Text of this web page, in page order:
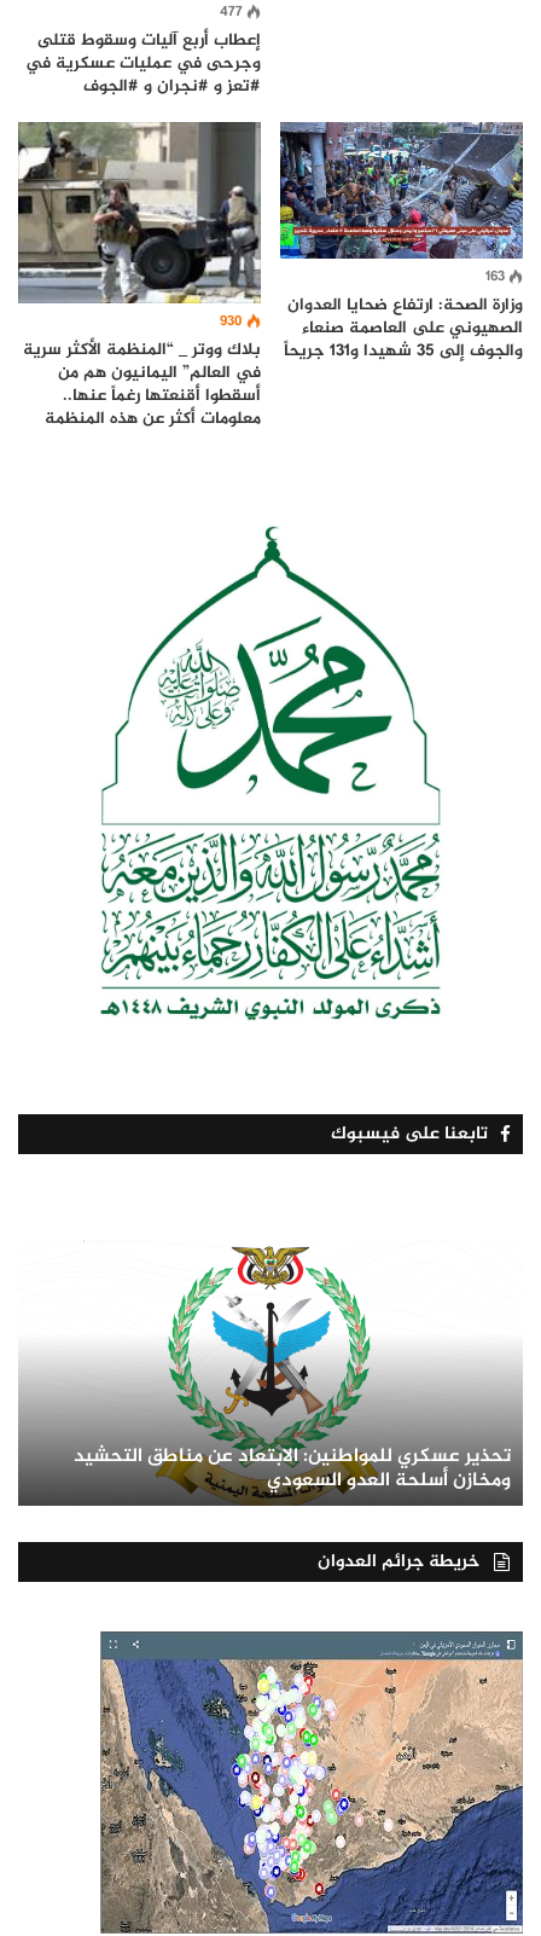
477
إعطاب أربع آليات وسقوط قتلى
وجرحى في عمليات عسكرية في
#تعز و #نجران و #الجوف
163
وزارة الصحة: ارتفاع ضحايا العدوان
الصهيوني على العاصمة صنعاء
والجوف إلى 35 شهيدا و131 جريحاً
930
بلاك ووتر _ “المنظمة الأكثر سرية
في العالم” اليمانيون هم من
أسقطوا أقنعتها رغماً عنها..
معلومات أكثر عن هذه المنظمة
تابعنا على فيسبوك
تحذير عسكري للمواطنين: الابتعاد عن مناطق التحشيد
ومخازن أسلحة العدو السعودي
خريطة جرائم العدوان